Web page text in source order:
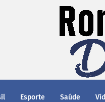
Esporte Saúde